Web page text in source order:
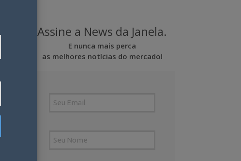
Assine a News da Janela.
E nunca mais perca
as melhores notícias do mercado!